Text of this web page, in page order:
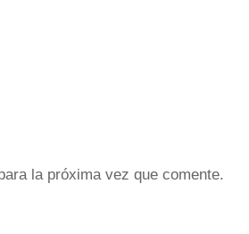
la próxima vez que comente.